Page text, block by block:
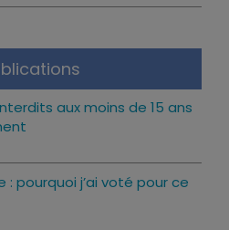
aux moins de 15 ans
: pourquoi j’ai voté pour ce